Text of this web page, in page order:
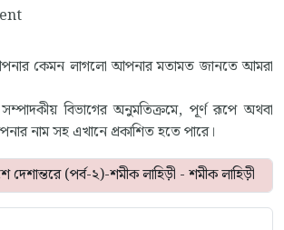
কেমন লাগলো আপনার মতামত জানতে আমরা
বিভাগের অনুমতিক্রমে, পূর্ণ রূপে অথবা
নাম সহ এখানে প্রকাশিত হতে পারে।